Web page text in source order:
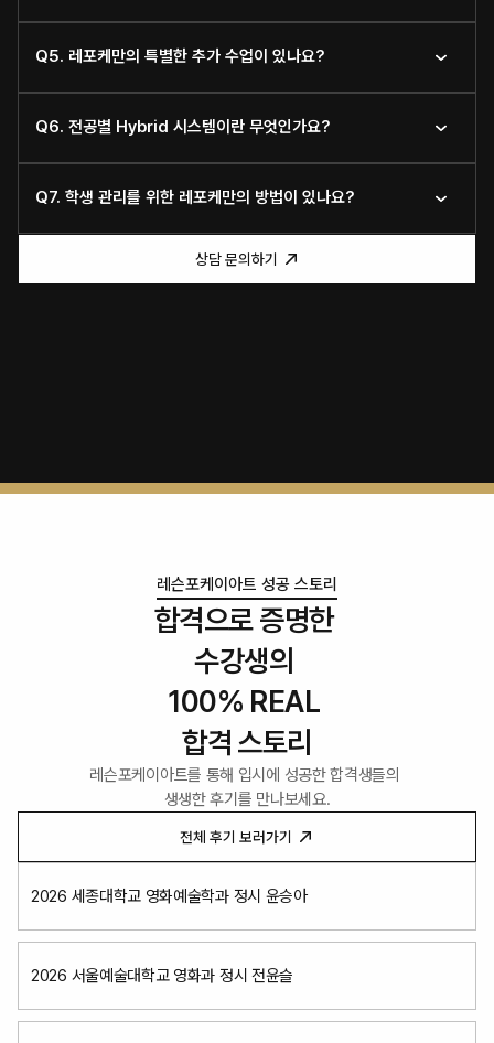
Q5. 레포케만의 특별한 추가 수업이 있나요?
Q6. 전공별 Hybrid 시스템이란 무엇인가요?
Q7. 학생 관리를 위한 레포케만의 방법이 있나요?
상담 문의하기
레슨포케이아트 성공 스토리
합격으로 증명한
수강생의
100% REAL
합격 스토리
레슨포케이아트를 통해 입시에 성공한 합격생들의
생생한 후기를 만나보세요.
전체 후기 보러가기
2026 세종대학교 영화예술학과 정시 윤승아
2026 서울예술대학교 영화과 정시 전윤슬